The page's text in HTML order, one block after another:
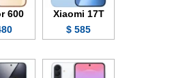
Xiaomi 17T
585 $
600
$